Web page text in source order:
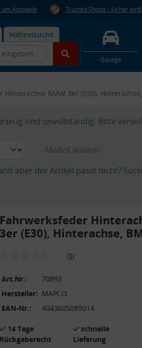
Autoteile Trusted Shops - Sicher
Volltextsuche
Garage
Hinterachse BMW 3er (E30),
sind unvollständig. Bitte
aber der Artikel passt nicht?
Fahrwerksfeder
3er (E30), Hinterachse,
(0)
Art.Nr.:
70893
Hersteller: MAPCO
EAN-Nr.:
4043605089014
14 Tage
Rückgaberecht
schnelle
Lieferung